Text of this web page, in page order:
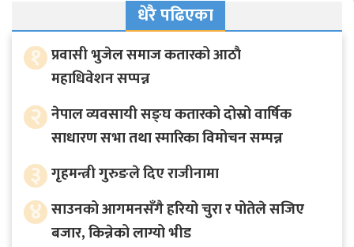
धेरै पढिएका
१ प्रवासी भुजेल समाज कतारको आठाै
महाधिवेशन सप्पन्न
२ नेपाल व्यवसायी सङ्घ कतारको दोस्रो वार्षिक
साधारण सभा तथा स्मारिका विमोचन सम्पन्न
३ गृहमन्त्री गुरुङले दिए राजीनामा
४ साउनको आगमनसँगै हरियो चुरा र पोतेले सजिए
बजार, किन्नेको लाग्यो भीड